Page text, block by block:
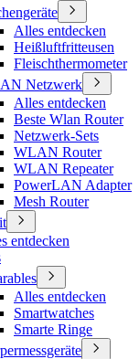
Alles entdecken
Heißluftfritteusen
Fleischthermometer
Netzwerk
Alles entdecken
Beste Wlan Router
Netzwerk-Sets
WLAN Router
WLAN Repeater
PowerLAN Adapter
Mesh Router
entdecken
Alles entdecken
Smartwatches
Smarte Ringe